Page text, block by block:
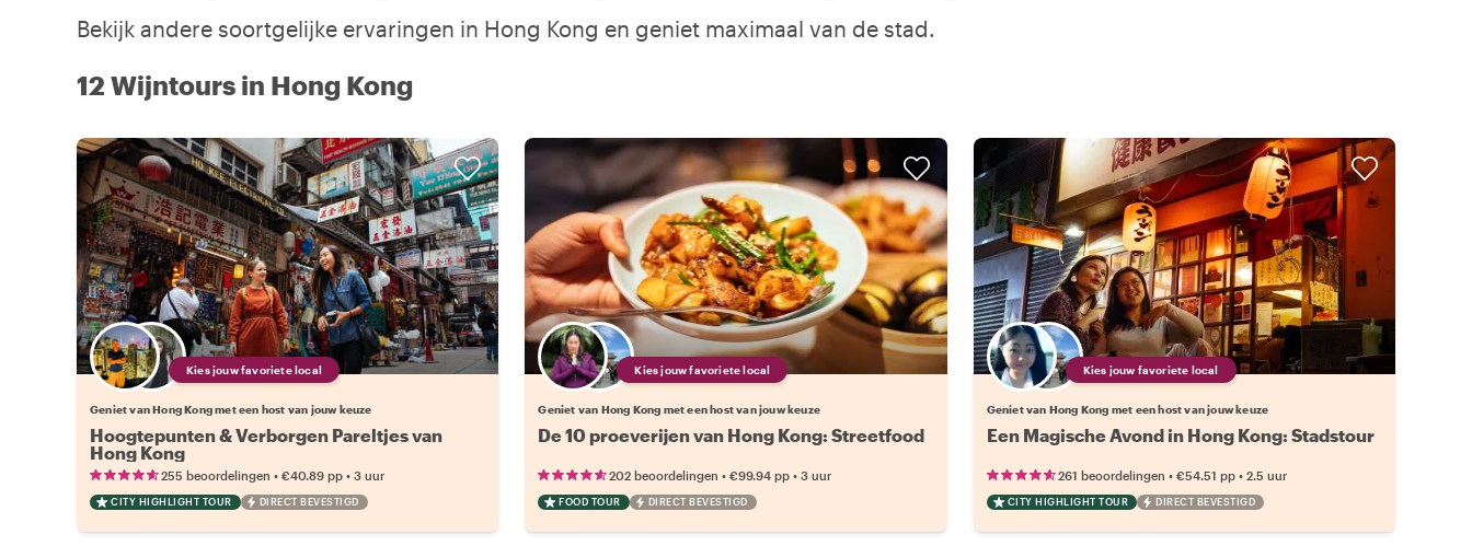
Bekijk andere soortgelijke ervaringen in Hong Kong en geniet maximaal van de stad.
12 Wijntours in Hong Kong
Kies jouw favoriete local
Geniet van Hong Kong met een host van jouw keuze
Hoogtepunten & Verborgen Pareltjes van
Hong Kong
255 beoordelingen • €40.89 pp • 3 uur
CITY HIGHLIGHT TOUR DIRECT BEVESTIGD
Kies jouw favoriete local
Geniet van Hong Kong met een host van jouw keuze
De 10 proeverijen van Hong Kong: Streetfood
202 beoordelingen •€99.94 pp •3 uur
FOOD TOUR DIRECT BEVESTIGD
Kies jouw favoriete local
Geniet van Hong Kong met een host van jouw keuze
Een Magische Avond in Hong Kong: Stadstour
261 beoordelingen • €54.51 pp• 2.5 uur
CITY HIGHLIGHT TOUR DIRECT BEVESTIGD